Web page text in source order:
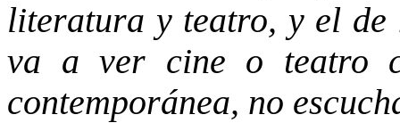
literatura y teatro, y el
va a ver cine o teatro
contemporánea, no